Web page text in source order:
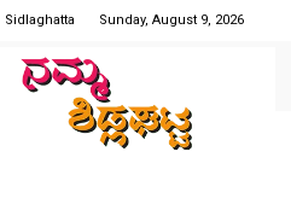
Sidlaghatta Sunday, August 9, 2026